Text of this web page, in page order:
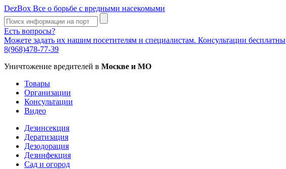
DezBox Все о борьбе с вредными насекомыми
Есть вопросы?
Можете задать их нашим посетителям и специалистам. Консультации бесплатны
8(968)478-77-39
Уничтожение вредителей в Москве и МО
Товары
Организации
Консультации
Видео
Дезинсекция
Дератизация
Дезодорация
Дезинфекция
Сад и огород